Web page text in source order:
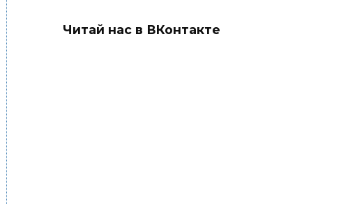
Читай нас в ВКонтакте